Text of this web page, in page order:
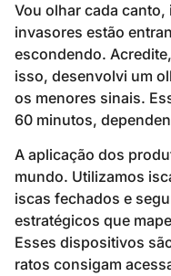
Vou olhar cada
invasores estão
escondendo.
isso, desenvolvi um
os menores sinais.
60 minutos,
A aplicação dos
mundo. Utilizamos
iscas fechados e
estratégicos que
Esses dispositivos
ratos consigam